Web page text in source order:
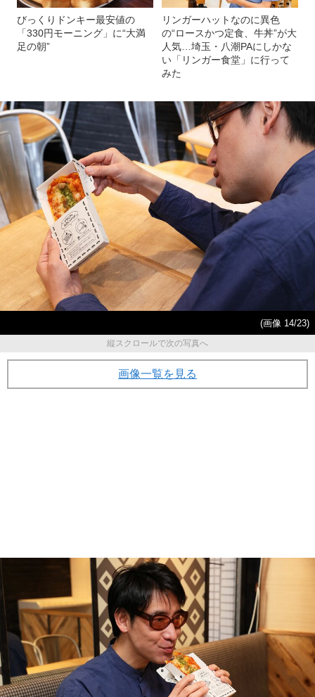
びっくりドンキー最安値の
「330円モーニング」に“大満
足の朝”
リンガーハットなのに異色
の“ロースかつ定食、牛丼”が大
人気…埼玉・八潮PAにしかな
い「リンガー食堂」に行って
みた
(画像 14/23)
縦スクロールで次の写真へ
画像一覧を見る